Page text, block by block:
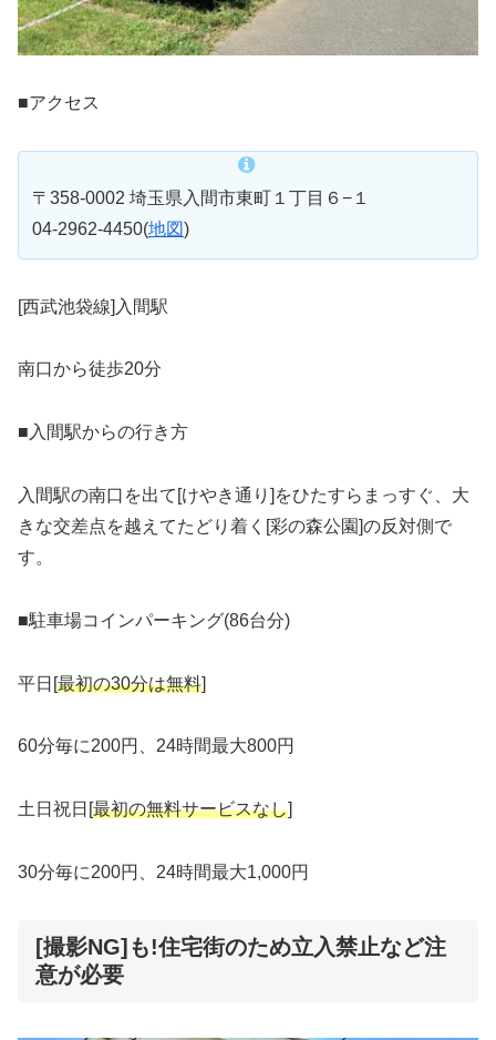
■アクセス
〒358-0002 埼玉県入間市東町１丁目６−１
04-2962-4450(地図)
[西武池袋線]入間駅
南口から徒歩20分
■入間駅からの行き方
入間駅の南口を出て[けやき通り]をひたすらまっすぐ、大
きな交差点を越えてたどり着く[彩の森公園]の反対側で
す。
■駐車場コインパーキング(86台分)
平日[最初の30分は無料]
60分毎に200円、24時間最大800円
土日祝日[最初の無料サービスなし]
30分毎に200円、24時間最大1,000円
[撮影NG]も!住宅街のため立入禁止など注
意が必要